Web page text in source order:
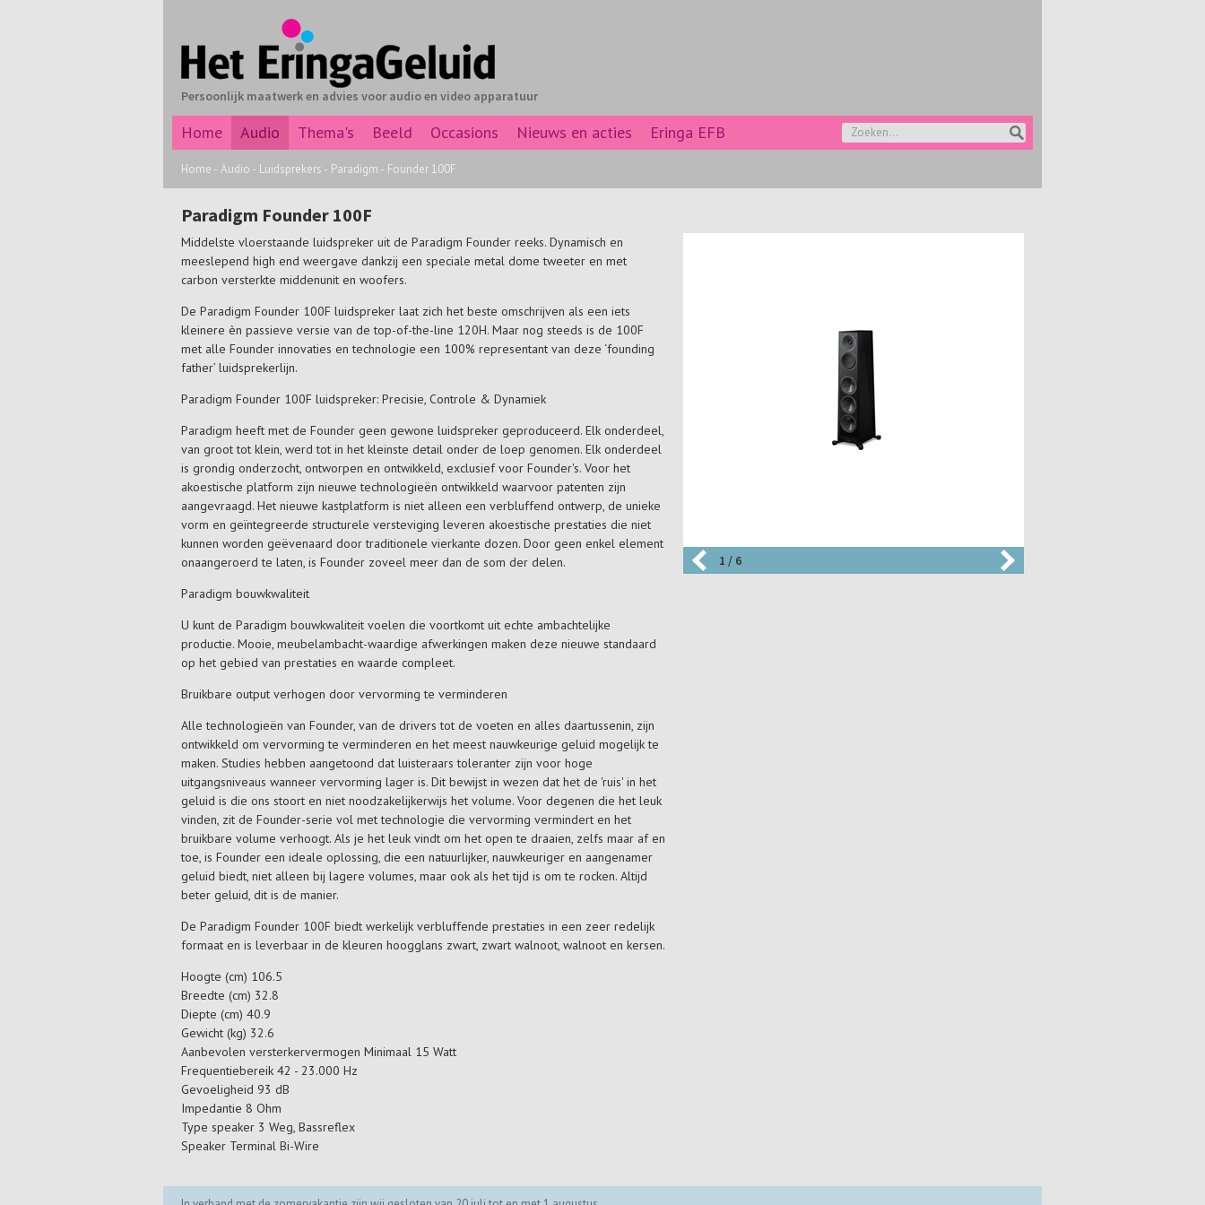
Persoonlijk maatwerk en advies voor audio en video apparatuur
Home Audio Thema's Beeld Occasions Nieuws en acties Eringa EFB
Home - Audio - Luidsprekers - Paradigm - Founder 100F
Paradigm Founder 100F
Middelste vloerstaande luidspreker uit de Paradigm Founder reeks. Dynamisch en
meeslepend high end weergave dankzij een speciale metal dome tweeter en met
carbon versterkte middenunit en woofers.
De Paradigm Founder 100F luidspreker laat zich het beste omschrijven als een iets
kleinere èn passieve versie van de top-of-the-line 120H. Maar nog steeds is de 100F
met alle Founder innovaties en technologie een 100% representant van deze ‘founding
father’ luidsprekerlijn.
Paradigm Founder 100F luidspreker: Precisie, Controle & Dynamiek
Paradigm heeft met de Founder geen gewone luidspreker geproduceerd. Elk onderdeel,
van groot tot klein, werd tot in het kleinste detail onder de loep genomen. Elk onderdeel
is grondig onderzocht, ontworpen en ontwikkeld, exclusief voor Founder's. Voor het
akoestische platform zijn nieuwe technologieën ontwikkeld waarvoor patenten zijn
aangevraagd. Het nieuwe kastplatform is niet alleen een verbluffend ontwerp, de unieke
vorm en geïntegreerde structurele versteviging leveren akoestische prestaties die niet
kunnen worden geëvenaard door traditionele vierkante dozen. Door geen enkel element
onaangeroerd te laten, is Founder zoveel meer dan de som der delen.
Paradigm bouwkwaliteit
U kunt de Paradigm bouwkwaliteit voelen die voortkomt uit echte ambachtelijke
productie. Mooie, meubelambacht-waardige afwerkingen maken deze nieuwe standaard
op het gebied van prestaties en waarde compleet.
Bruikbare output verhogen door vervorming te verminderen
Alle technologieën van Founder, van de drivers tot de voeten en alles daartussenin, zijn
ontwikkeld om vervorming te verminderen en het meest nauwkeurige geluid mogelijk te
maken. Studies hebben aangetoond dat luisteraars toleranter zijn voor hoge
uitgangsniveaus wanneer vervorming lager is. Dit bewijst in wezen dat het de 'ruis' in het
geluid is die ons stoort en niet noodzakelijkerwijs het volume. Voor degenen die het leuk
vinden, zit de Founder-serie vol met technologie die vervorming vermindert en het
bruikbare volume verhoogt. Als je het leuk vindt om het open te draaien, zelfs maar af en
toe, is Founder een ideale oplossing, die een natuurlijker, nauwkeuriger en aangenamer
geluid biedt, niet alleen bij lagere volumes, maar ook als het tijd is om te rocken. Altijd
beter geluid, dit is de manier.
De Paradigm Founder 100F biedt werkelijk verbluffende prestaties in een zeer redelijk
formaat en is leverbaar in de kleuren hoogglans zwart, zwart walnoot, walnoot en kersen.
Hoogte (cm) 106.5
Breedte (cm) 32.8
Diepte (cm) 40.9
Gewicht (kg) 32.6
Aanbevolen versterkervermogen Minimaal 15 Watt
Frequentiebereik 42 - 23.000 Hz
Gevoeligheid 93 dB
Impedantie 8 Ohm
Type speaker 3 Weg, Bassreflex
Speaker Terminal Bi-Wire
1 / 6